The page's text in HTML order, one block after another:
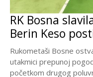
RK Bosna
Berin Keso
Rukometaši Bosne
utakmici prepunoj
početkom drugog